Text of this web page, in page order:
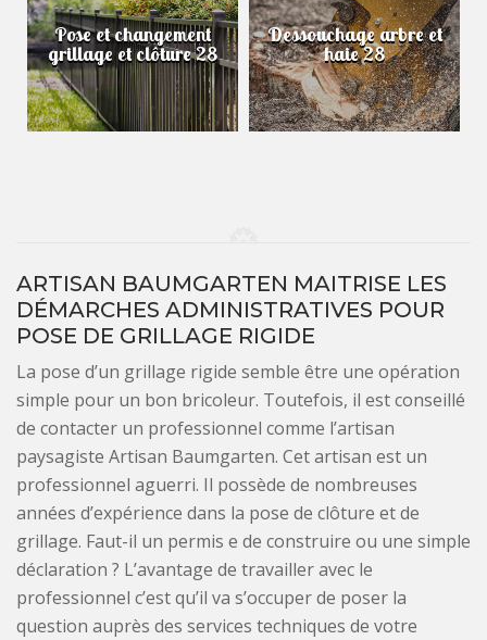
Pose et changement
grillage et clôture 28
Dessouchage arbre et
haie 28
ARTISAN BAUMGARTEN MAITRISE LES
DÉMARCHES ADMINISTRATIVES POUR
POSE DE GRILLAGE RIGIDE
La pose d’un grillage rigide semble être une opération
simple pour un bon bricoleur. Toutefois, il est conseillé
de contacter un professionnel comme l’artisan
paysagiste Artisan Baumgarten. Cet artisan est un
professionnel aguerri. Il possède de nombreuses
années d’expérience dans la pose de clôture et de
grillage. Faut-il un permis e de construire ou une simple
déclaration ? L’avantage de travailler avec le
professionnel c’est qu’il va s’occuper de poser la
question auprès des services techniques de votre